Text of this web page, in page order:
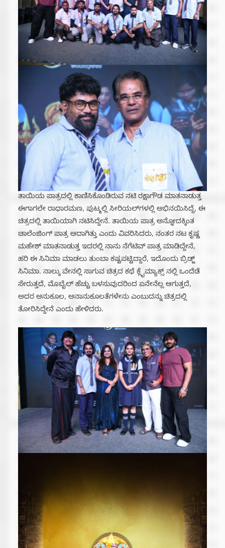
ತಾಯಿಯ ಪಾತ್ರದಲ್ಲಿ ಕಾಣಿಸಿಕೊಂಡಿರುವ ನಟಿ ರಕ್ಷಾಗೌಡ ಮಾತನಾಡುತ್ತ
ಈಗಾಗಲೇ ರಾಧಾರಮಣ, ಪುಟ್ಮಲ್ಲಿ ಸೀರಿಯಲ್‌ಗಳಲ್ಲಿ ಅಭಿನಯಿಸಿದ್ದೆ, ಈ
ಚಿತ್ರದಲ್ಲಿ ತಾಯಿಯಾಗಿ ನಟಿಸಿದ್ದೇನೆ. ತಾಯಿಯ ಪಾತ್ರ ಅನ್ನೋದಕ್ಕಿಂತ
ಚಾಲೆಂಜಿಂಗ್ ಪಾತ್ರ ಅದಾಗಿತ್ತು ಎಂದು ವಿವರಿಸಿದರು, ನಂತರ ನಟ ಕೃಷ್ಣ
ಮಹೇಶ್ ಮಾತನಾಡುತ್ತ ಇದರಲ್ಲಿ ನಾನು ನೆಗೆಟಿವ್ ಪಾತ್ರ ಮಾಡಿದ್ದೇನೆ,
ಹರಿ ಈ ಸಿನಿಮಾ ಮಾಡಲು ತುಂಬಾ ಕಷ್ಟಪಟ್ಟಿದ್ದಾರೆ, ಇದೊಂದು ಬ್ರಿಡ್ಜ್
ಸಿನಿಮಾ. ನಾಲ್ಕು ವೇನಲ್ಲಿ ಸಾಗುವ ಚಿತ್ರದ ಕಥೆ ಕ್ಲೈಮ್ಯಾಕ್ಸ್ ನಲ್ಲಿ ಒಂದೆಡೆ
ಸೇರುತ್ತದೆ, ಮೊಬೈಲ್‌ ಹೆಚ್ಚು ಬಳಸುವುದರಿಂದ ಏನೇನೆಲ್ಲ ಆಗುತ್ತದೆ,
ಅದರ ಅನುಕೂಲ, ಅನಾನುಕೂಲತೆಗಳೇನು ಎಂಬುದನ್ನು ಚಿತ್ರದಲ್ಲಿ
ತೋರಿಸಿದ್ದೇನೆ ಎಂದು ಹೇಳಿದರು.